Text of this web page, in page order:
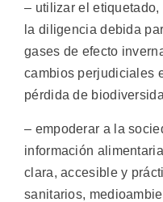
– utilizar el
la diligencia debida
gases de efecto
cambios perjudiciales
pérdida de
– empoderar a la
información
clara, accesible y
sanitarios,